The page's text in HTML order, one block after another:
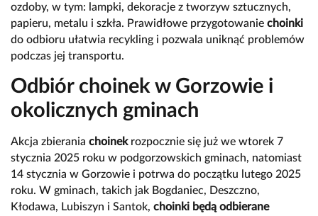
ozdoby, w tym: lampki, dekoracje z tworzyw sztucznych,
papieru, metalu i szkła. Prawidłowe przygotowanie choinki
do odbioru ułatwia recykling i pozwala uniknąć problemów
podczas jej transportu.
Odbiór choinek w Gorzowie i
okolicznych gminach
Akcja zbierania choinekrozpocznie się już we wtorek 7
stycznia 2025 roku w podgorzowskich gminach, natomiast
14 stycznia w Gorzowie i potrwa do początku lutego 2025
roku. W gminach, takich jak Bogdaniec, Deszczno,
Kłodawa, Lubiszyn i Santok, choinki będą odbierane